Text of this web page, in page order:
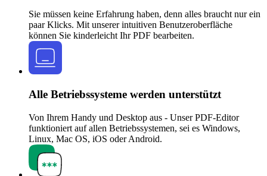
Sie müssen keine Erfahrung haben, denn alles braucht nur ein
paar Klicks. Mit unserer intuitiven Benutzeroberfläche
können Sie kinderleicht Ihr PDF bearbeiten.
Alle Betriebssysteme werden unterstützt
Von Ihrem Handy und Desktop aus - Unser PDF-Editor
funktioniert auf allen Betriebssystemen, sei es Windows,
Linux, Mac OS, iOS oder Android.